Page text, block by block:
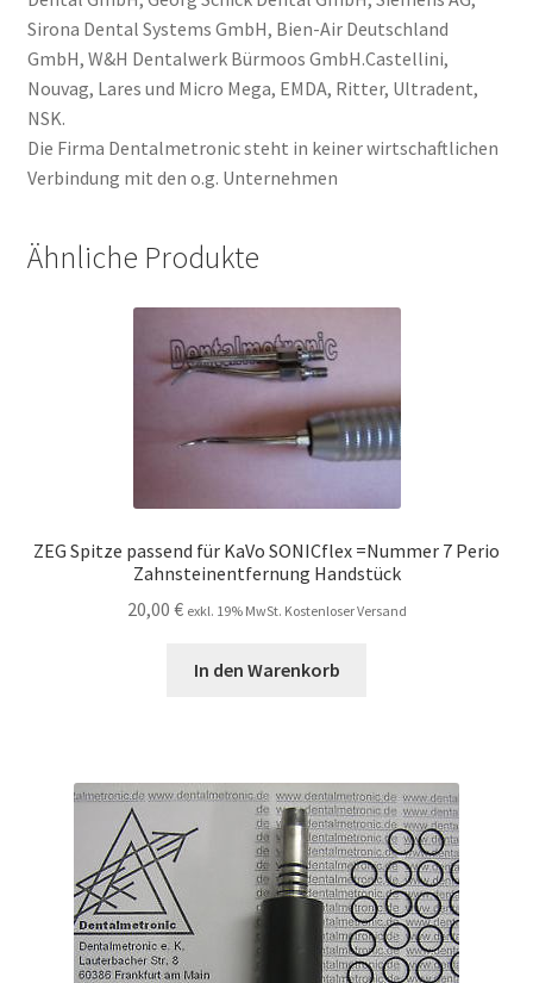
Sirona Dental Systems GmbH, Bien-Air Deutschland
GmbH, W&H Dentalwerk Bürmoos GmbH.Castellini,
Nouvag, Lares und Micro Mega, EMDA, Ritter, Ultradent,
NSK.
Die Firma Dentalmetronic steht in keiner wirtschaftlichen
Verbindung mit den o.g. Unternehmen
Ähnliche Produkte
ZEG Spitze passend für KaVo SONICflex =Nummer 7 Perio
Zahnsteinentfernung Handstück
20,00 € exkl. 19% MwSt. Kostenloser Versand
In den Warenkorb